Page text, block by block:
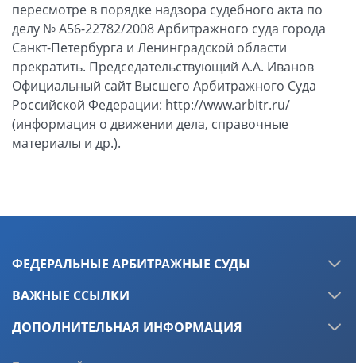
пересмотре в порядке надзора судебного акта по
делу № А56-22782/2008 Арбитражного суда города
Санкт-Петербурга и Ленинградской области
прекратить. Председательствующий А.А. Иванов
Официальный сайт Высшего Арбитражного Суда
Российской Федерации: http://www.arbitr.ru/
(информация о движении дела, справочные
материалы и др.).
ФЕДЕРАЛЬНЫЕ АРБИТРАЖНЫЕ СУДЫ
ВАЖНЫЕ ССЫЛКИ
ДОПОЛНИТЕЛЬНАЯ ИНФОРМАЦИЯ